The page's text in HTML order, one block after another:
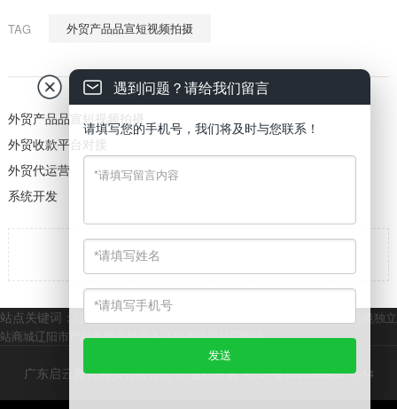
TAG 外贸产品品宣短视频拍摄
外贸产品品宣短视频拍摄
外贸收款平台对接
外贸代运营
系统开发
站点关键词： 辽阳市跨境电商平台
辽阳市跨境独立
站商城辽阳市产品出海商城服务辽阳市跨境外贸物流
广东启云教育科技有限公司 © 版权所有粤ICP备2023089437号-14
遇到问题？请给我们留言
请填写您的手机号，我们将及时与您联系！